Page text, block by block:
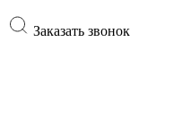
Заказать звонок